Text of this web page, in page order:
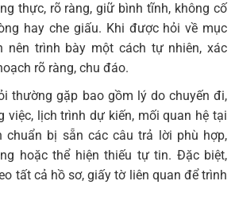
thực, rõ ràng, giữ bình tĩnh, không cố
hay che giấu. Khi được hỏi về mục
nên trình bày một cách tự nhiên, xác
rõ ràng, chu đáo.
thường gặp bao gồm lý do chuyến đi,
việc, lịch trình dự kiến, mối quan hệ tại
chuẩn bị sẵn các câu trả lời phù hợp,
hoặc thể hiện thiếu tự tin. Đặc biệt,
tất cả hồ sơ, giấy tờ liên quan để trình